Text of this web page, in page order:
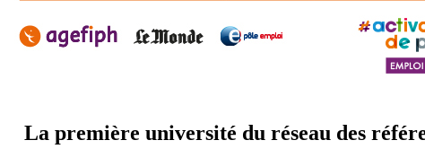
La première université du réseau des